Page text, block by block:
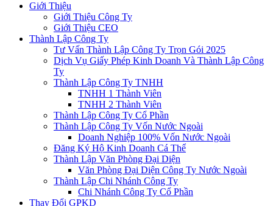
Giới Thiệu
Giới Thiệu Công Ty
Giới Thiệu CEO
Thành Lập Công Ty
Tư Vấn Thành Lập Công Ty Trọn Gói 2025
Dịch Vụ Giấy Phép Kinh Doanh Và Thành Lập Công
Ty
Thành Lập Công Ty TNHH
TNHH 1 Thành Viên
TNHH 2 Thành Viên
Thành Lập Công Ty Cổ Phần
Thành Lập Công Ty Vốn Nước Ngoài
Doanh Nghiệp 100% Vốn Nước Ngoài
Đăng Ký Hộ Kinh Doanh Cá Thể
Thành Lập Văn Phòng Đại Diện
Văn Phòng Đại Diện Công Ty Nước Ngoài
Thành Lập Chi Nhánh Công Ty
Chi Nhánh Công Ty Cổ Phần
Thay Đổi GPKD